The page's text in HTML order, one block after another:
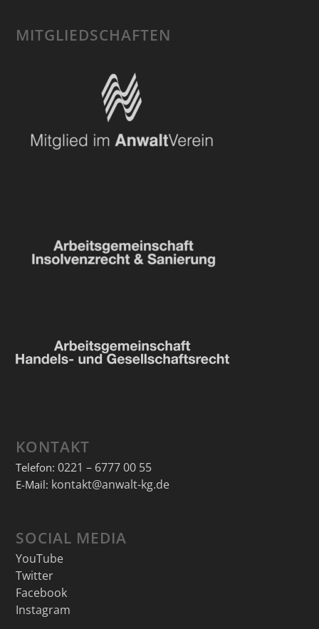
MITGLIEDSCHAFTEN
KONTAKT
Telefon: 0221 – 6777 00 55
E-Mail: kontakt@anwalt-kg.de
SOCIAL MEDIA
YouTube
Twitter
Facebook
Instagram